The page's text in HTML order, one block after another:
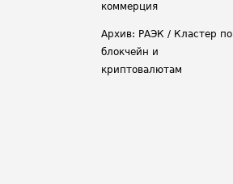
коммерция
Архив: РАЭК / Кластер по
блокчейн и
криптовалютам